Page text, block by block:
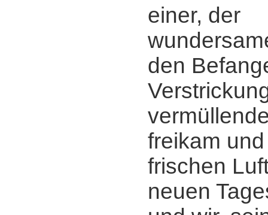
einer, der
den
freikam
frischen
neuen